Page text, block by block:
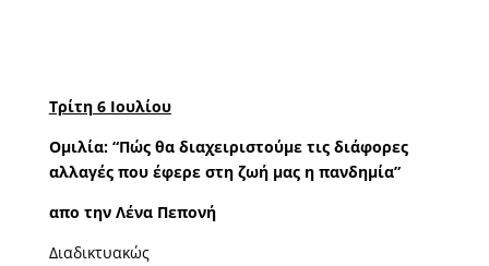
Τρίτη 6 Ιουλίου
Ομιλία: “Πώς θα διαχειριστούμε τις διάφορες
αλλαγές που έφερε στη ζωή μας η πανδημία”
απο την Λένα Πεπονή
Διαδικτυακώς